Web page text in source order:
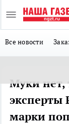
Все новости
Муки нет,
эксперты
марки